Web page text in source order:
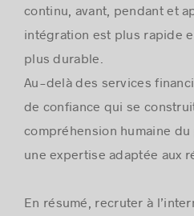
continu, avant, pendant et
intégration est plus rapide
plus durable.
Au-delà des services
de confiance qui se
compréhension humaine
une expertise adaptée aux
En résumé, recruter à